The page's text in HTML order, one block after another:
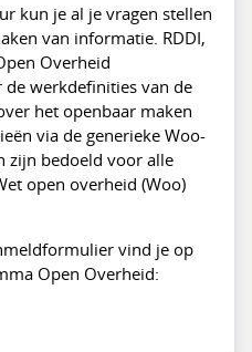
kun je al je vragen stellen
van informatie. RDDI,
Overheid
werkdefinities van de
het openbaar maken
via de generieke Woo-
zijn bedoeld voor alle
open overheid (Woo)
vind je op
Open Overheid: